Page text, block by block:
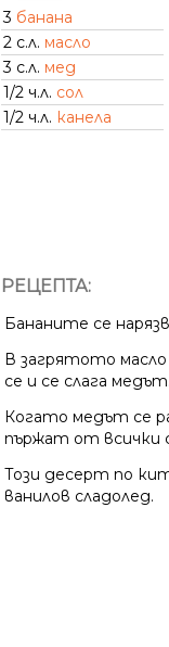
3 банана
2 с.л. масло
3 с.л. мед
1/2 ч.л. сол
1/2 ч.л. канела
РЕЦЕПТА:
Бананите се
В загрятото
се и се слага медът.
Когато медът се
пържат от всички
Този десерт по
ванилов сладолед.